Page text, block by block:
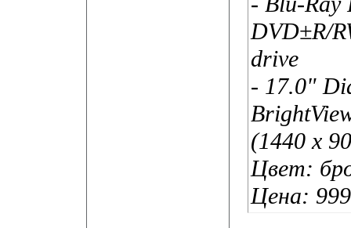
DVD±R/
drive
- 17.0"
(1440 x
Цвет:
Цена: